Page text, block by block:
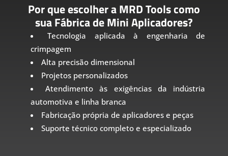
Por que escolher a MRD Tools como
sua Fábrica de Mini Aplicadores?
Tecnologia aplicada à engenharia de
crimpagem
Alta precisão dimensional
Projetos personalizados
Atendimento às exigências da indústria
automotiva e linha branca
Fabricação própria de aplicadores e peças
Suporte técnico completo e especializado